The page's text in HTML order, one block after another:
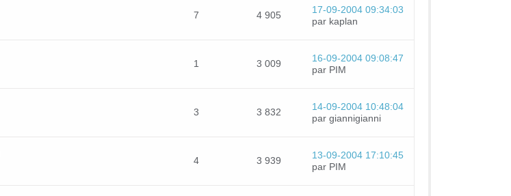
7 4 905
17-09-2004 09:34:03
par kaplan
1 3 009
16-09-2004 09:08:47
par PIM
3 3 832
14-09-2004 10:48:04
par giannigianni
4 3 939
13-09-2004 17:10:45
par PIM